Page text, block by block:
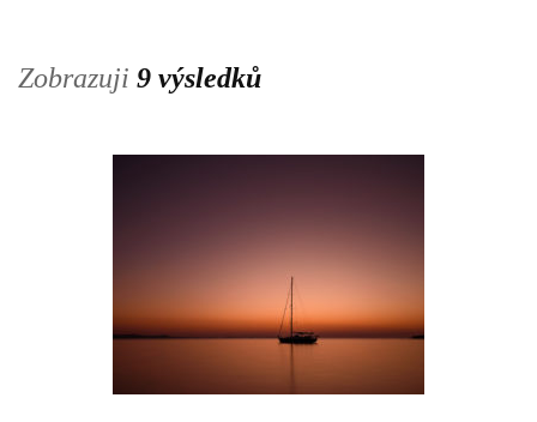
Zobrazuji 9 výsledků